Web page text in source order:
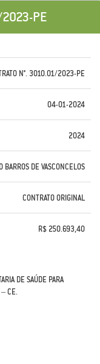
2023-PE
N°. 3010.01/2023-PE
04-01-2024
2024
BARROS DE VASCONCELOS
CONTRATO ORIGINAL
R$ 250.693,40
DE SAÚDE PARA
– CE.